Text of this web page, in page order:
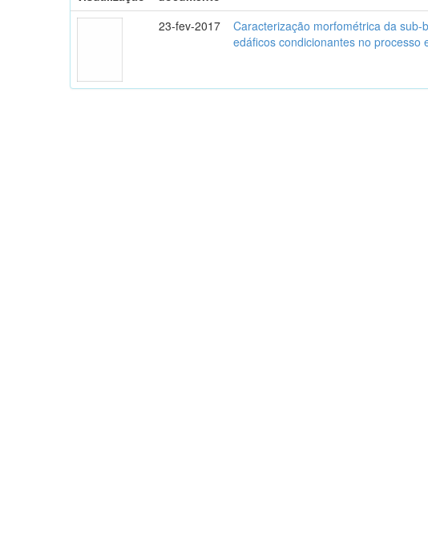
23-fev-2017
Caracterização morfométrica da
edáficos condicionantes no processo